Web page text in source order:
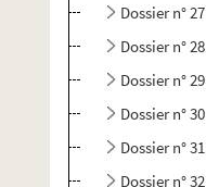
Dossier n° 27
Dossier n° 28
Dossier n° 29
Dossier n° 30
Dossier n° 31
Dossier n° 32